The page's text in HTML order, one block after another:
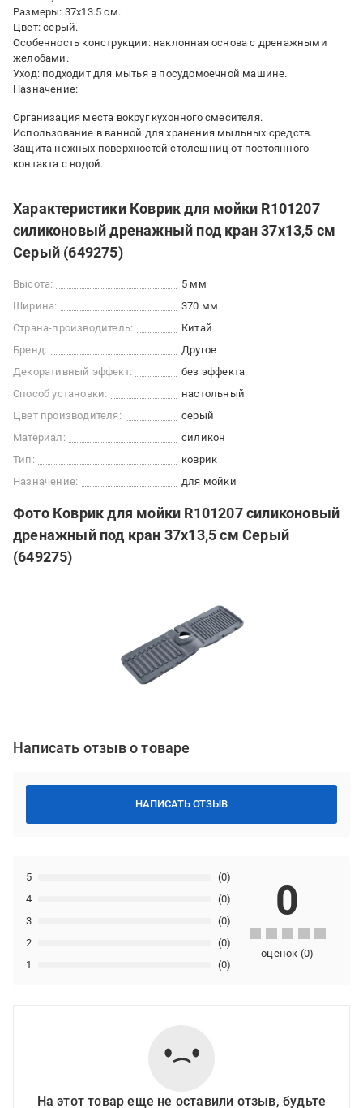
Размеры: 37х13.5 см.
Цвет: серый.
Особенность конструкции: наклонная основа с дренажными
желобами.
Уход: подходит для мытья в посудомоечной машине.
Назначение:
Организация места вокруг кухонного смесителя.
Использование в ванной для хранения мыльных средств.
Защита нежных поверхностей столешниц от постоянного
контакта с водой.
Характеристики Коврик для мойки R101207
силиконовый дренажный под кран 37х13,5 см
Серый (649275)
Высота:
5 мм
Ширина:
370 мм
Страна-производитель:
Китай
Бренд:
Другое
Декоративный эффект:
без эффекта
Способ установки:
настольный
Цвет производителя:
серый
Материал:
силикон
Тип:
коврик
Назначение:
для мойки
Фото Коврик для мойки R101207 силиконовый
дренажный под кран 37х13,5 см Серый
(649275)
Написать отзыв о товаре
НАПИСАТЬ ОТЗЫВ
1 (0)
2 (0)
3 (0)
4 (0)
5 (0)
0
оценок (0)
На этот товар еще не оставили отзыв, будьте